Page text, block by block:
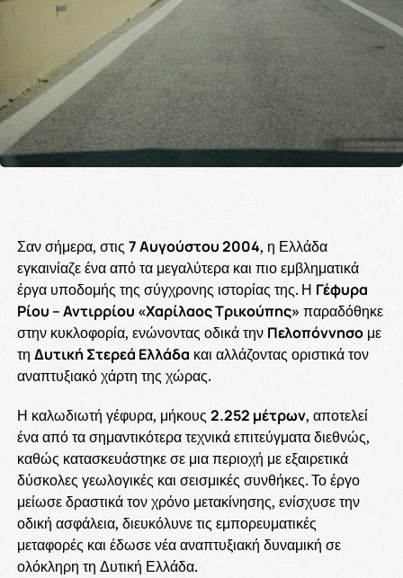
Σαν σήμερα, στις 7 Αυγούστου 2004, η Ελλάδα
εγκαινίαζε ένα από τα μεγαλύτερα και πιο εμβληματικά
έργα υποδομής της σύγχρονης ιστορίας της. Η Γέφυρα
Ρίου – Αντιρρίου «Χαρίλαος Τρικούπης» παραδόθηκε
στην κυκλοφορία, ενώνοντας οδικά την Πελοπόννησομε
τη Δυτική Στερεά Ελλάδα και αλλάζοντας οριστικά τον
αναπτυξιακό χάρτη της χώρας.
Η καλωδιωτή γέφυρα, μήκους 2.252 μέτρων, αποτελεί
ένα από τα σημαντικότερα τεχνικά επιτεύγματα διεθνώς,
καθώς κατασκευάστηκε σε μια περιοχή με εξαιρετικά
δύσκολες γεωλογικές και σεισμικές συνθήκες. Το έργο
μείωσε δραστικά τον χρόνο μετακίνησης, ενίσχυσε την
οδική ασφάλεια, διευκόλυνε τις εμπορευματικές
μεταφορές και έδωσε νέα αναπτυξιακή δυναμική σε
ολόκληρη τη Δυτική Ελλάδα.